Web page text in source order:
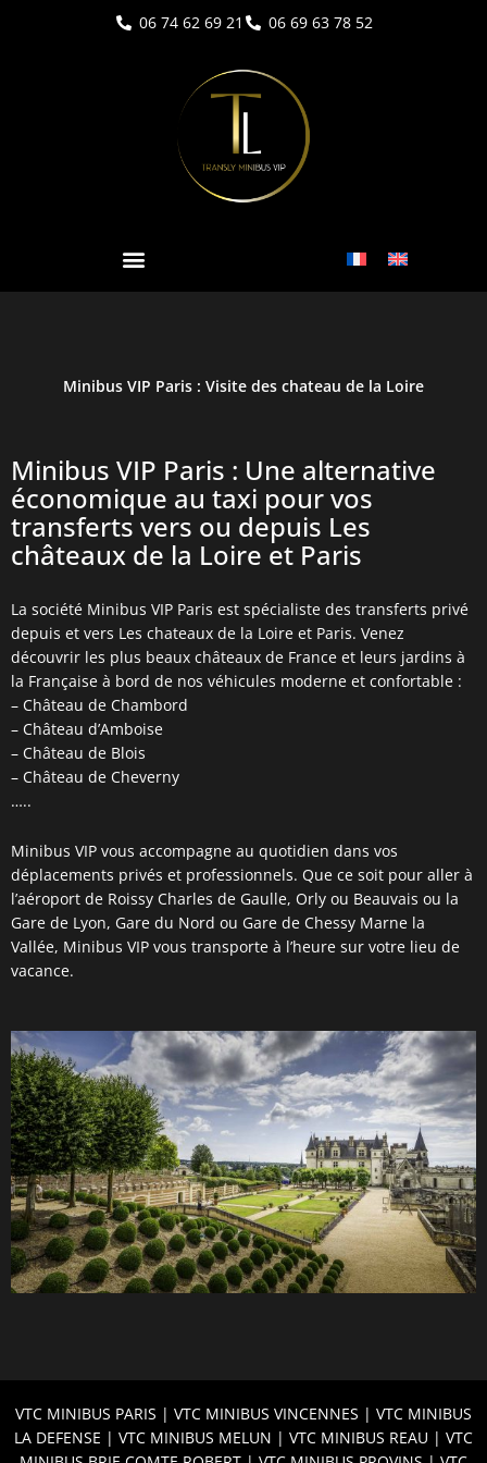
06 74 62 69 21 06 69 63 78 52
Minibus VIP Paris : Visite des chateau de la Loire
Minibus VIP Paris : Une alternative
économique au taxi pour vos
transferts vers ou depuis Les
châteaux de la Loire et Paris
La société Minibus VIP Paris est spécialiste des transferts privé
depuis et vers Les chateaux de la Loire et Paris. Venez
découvrir les plus beaux châteaux de France et leurs jardins à
la Française à bord de nos véhicules moderne et confortable :
– Château de Chambord
– Château d’Amboise
– Château de Blois
– Château de Cheverny
…..
Minibus VIP vous accompagne au quotidien dans vos
déplacements privés et professionnels. Que ce soit pour aller à
l’aéroport de Roissy Charles de Gaulle, Orly ou Beauvais ou la
Gare de Lyon, Gare du Nord ou Gare de Chessy Marne la
Vallée, Minibus VIP vous transporte à l’heure sur votre lieu de
vacance.
VTC MINIBUS PARIS | VTC MINIBUS VINCENNES | VTC MINIBUS
LA DEFENSE | VTC MINIBUS MELUN | VTC MINIBUS REAU | VTC